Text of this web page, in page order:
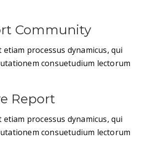
Community
etiam processus dynamicus, qui
consuetudium lectorum
Report
etiam processus dynamicus, qui
consuetudium lectorum